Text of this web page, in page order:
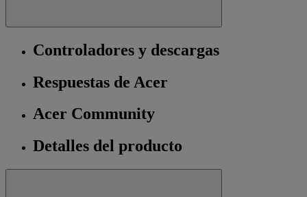
Controladores y descargas
Respuestas de Acer
Acer Community
Detalles del producto